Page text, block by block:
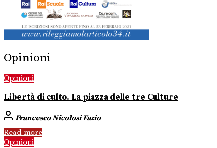
Opinioni
Opinioni
Libertà di culto. La piazza delle tre Culture
Francesco Nicolosi Fazio
Read more
Opinioni